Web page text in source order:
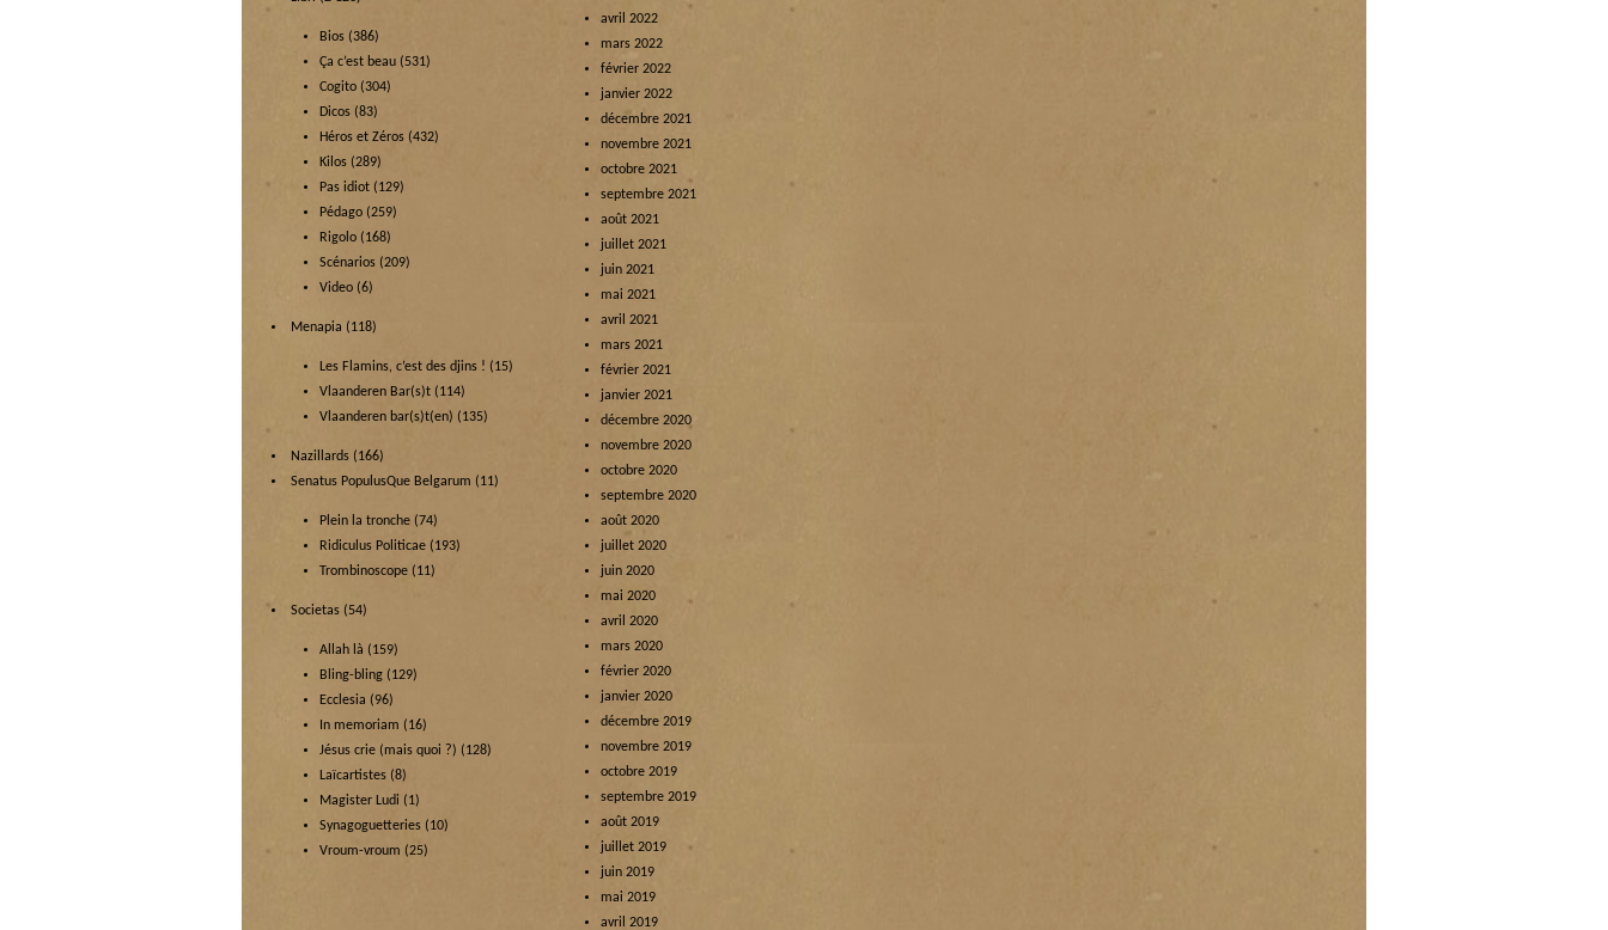
Bios (386)
Ça c’est beau (531)
Cogito (304)
Dicos (83)
Héros et Zéros (432)
Kilos (289)
Pas idiot (129)
Pédago (259)
Rigolo (168)
Scénarios (209)
Video (6)
Menapia (118)
Les Flamins, c’est des djins ! (15)
Vlaanderen Bar(s)t (114)
Vlaanderen bar(s)t(en) (135)
Nazillards (166)
Senatus PopulusQue Belgarum (11)
Plein la tronche (74)
Ridiculus Politicae (193)
Trombinoscope (11)
Societas (54)
Allah là (159)
Bling-bling (129)
Ecclesia (96)
In memoriam (16)
Jésus crie (mais quoi ?) (128)
Laïcartistes (8)
Magister Ludi (1)
Synagoguetteries (10)
Vroum-vroum (25)
avril 2022
mars 2022
février 2022
janvier 2022
décembre 2021
novembre 2021
octobre 2021
septembre 2021
août 2021
juillet 2021
juin 2021
mai 2021
avril 2021
mars 2021
février 2021
janvier 2021
décembre 2020
novembre 2020
octobre 2020
septembre 2020
août 2020
juillet 2020
juin 2020
mai 2020
avril 2020
mars 2020
février 2020
janvier 2020
décembre 2019
novembre 2019
octobre 2019
septembre 2019
août 2019
juillet 2019
juin 2019
mai 2019
avril 2019